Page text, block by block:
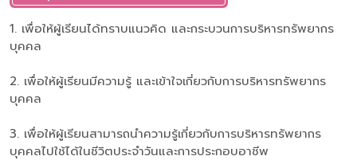
1. เพื่อให้ผู้เรียนได้ทราบแนวคิด และกระบวนการบริหารทรัพยากร
บุคคล
2. เพื่อให้ผู้เรียนมีความรู้ และเข้าใจเกี่ยวกับการบริหารทรัพยากร
บุคคล
3. เพื่อให้ผู้เรียนสามารถนำความรู้เกี่ยวกับการบริหารทรัพยากร
บุคคลไปใช้ได้ในชีวิตประจำวันและการประกอบอาชีพ